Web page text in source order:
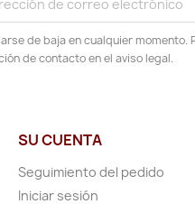
de baja en cualquier momento.
de contacto en el aviso legal.
SU CUENTA
Seguimiento del pedido
Iniciar sesión